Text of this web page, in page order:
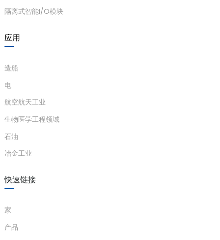
隔离式智能I/O模块
应用
造船
电
航空航天工业
生物医学工程领域
石油
冶金工业
快速链接
家
产品